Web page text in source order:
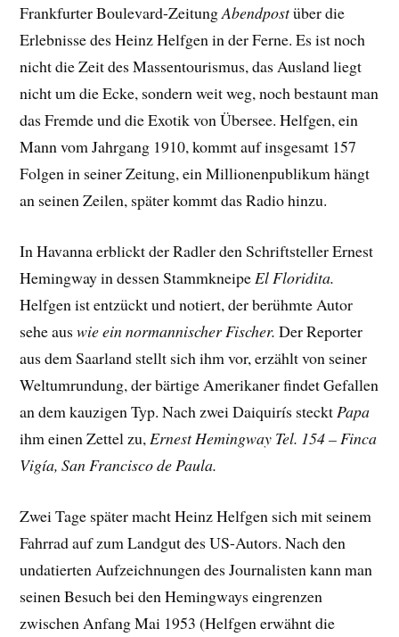
Frankfurter Boulevard-ZeitungAbendpostüber die
Erlebnisse des Heinz Helfgen in der Ferne. Es ist noch
nicht die Zeit des Massentourismus, das Ausland liegt
nicht um die Ecke, sondern weit weg, noch bestaunt man
das Fremde und die Exotik von Übersee. Helfgen, ein
Mann vom Jahrgang 1910, kommt auf insgesamt 157
Folgen in seiner Zeitung, ein Millionenpublikum hängt
an seinen Zeilen, später kommt das Radio hinzu.
In Havanna erblickt der Radler den Schriftsteller Ernest
Hemingway in dessen Stammkneipe El Floridita.
Helfgen ist entzückt und notiert, der berühmte Autor
sehe auswie ein normannischer Fischer. Der Reporter
aus dem Saarland stellt sich ihm vor, erzählt von seiner
Weltumrundung, der bärtige Amerikaner findet Gefallen
an dem kauzigen Typ. Nach zwei Daiquirís steckt Papa
ihm einen Zettel zu, Ernest Hemingway Tel. 154 – Finca
Vigía, San Francisco de Paula.
Zwei Tage später macht Heinz Helfgen sich mit seinem
Fahrrad auf zum Landgut des US-Autors. Nach den
undatierten Aufzeichnungen des Journalisten kann man
seinen Besuch bei den Hemingways eingrenzen
zwischen Anfang Mai 1953 (Helfgen erwähnt die